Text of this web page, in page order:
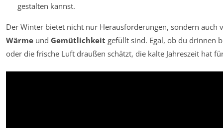
gestalten kannst.
Der Winter bietet nicht nur Herausforderungen, sondern auch
Wärme und Gemütlichkeit gefüllt sind. Egal, ob du drinnen
oder die frische Luft draußen schätzt, die kalte Jahreszeit hat